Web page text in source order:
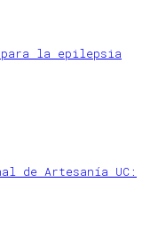
para la epilepsia
de Artesanía UC: